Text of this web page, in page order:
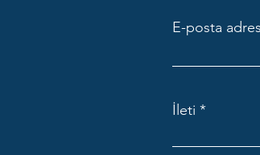
E-posta
İleti